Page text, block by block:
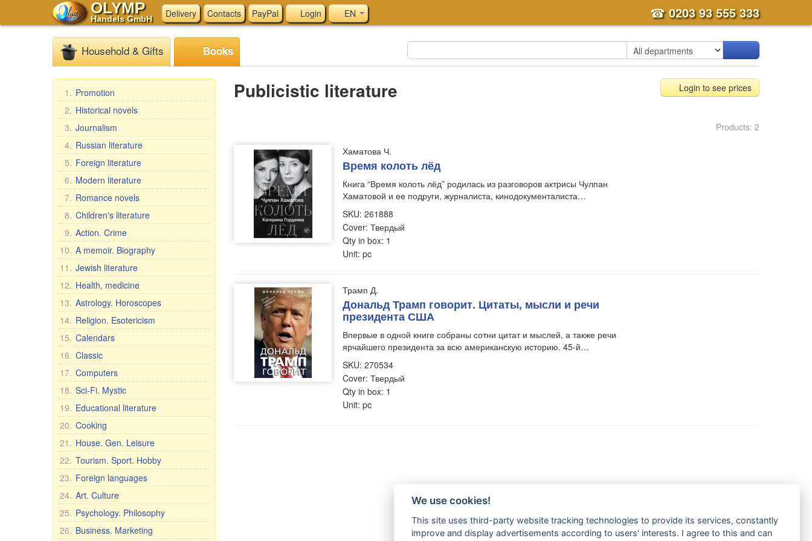
OLYMP
Handels GmbH Delivery Contacts PayPal Login EN ☎0203 93 555 333
Household & Gifts Books
1. Promotion
2. Historical novels
3. Journalism
4. Russian literature
5. Foreign literature
6. Modern literature
7. Romance novels
8. Children's literature
9. Action. Crime
10. A memoir. Biography
11. Jewish literature
12. Health, medicine
13. Astrology. Horoscopes
14. Religion. Esotericism
15. Calendars
16. Classic
17. Computers
18. Sci-Fi. Mystic
19. Educational literature
20. Cooking
21. House. Gen. Leisure
22. Tourism. Sport. Hobby
23. Foreign languages
24. Art. Culture
25. Psychology. Philosophy
26. Business. Marketing
Publicistic literature Login to see prices
Products: 2
Хаматова Ч.
Время колоть лёд
Книга “Время колоть лёд” родилась из разговоров актрисы Чулпан
Хаматовой и ее подруги, журналиста, кинодокументалиста…
SKU: 261888
Cover: Твердый
Qty in box: 1
Unit: pc
Трамп Д.
Дональд Трамп говорит. Цитаты, мысли и речи
президента США
Впервые в одной книге собраны сотни цитат и мыслей, а также речи
ярчайшего президента за всю американскую историю. 45-й…
SKU: 270534
Cover: Твердый
Qty in box: 1
Unit: pc
We use cookies!
This site uses third-party website tracking technologies to provide its services, constantly
improve and display advertisements according to users' interests. I agree to this and can